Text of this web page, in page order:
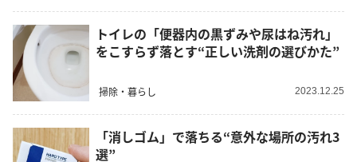
トイレの「便器内の黒ずみや尿はね汚れ」
をこすらず落とす“正しい洗剤の選びかた”
掃除・暮らし 2023.12.25
「消しゴム」で落ちる“意外な場所の汚れ3
選”